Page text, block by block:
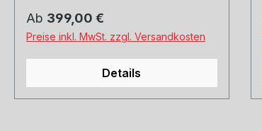
Regulärer Preis:
Ab 399,00 €
Preise inkl. MwSt. zzgl. Versandkosten
Details